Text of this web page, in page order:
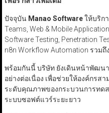
ปัจจุบัน Manao Softwareให้บริกา
Teams, Web & Mobile
Software Testing, Penetration
n8n Workflow Automation รวมถึ
พร้อมกันนี้ บริษัท ยังเดินหน้าพัฒนา
อย่างต่อเนื่อง เพื่อช่วยให้องค์กร
ระดับคุณภาพของกระบวนการทด
ระบบซอฟต์แวร์ระยะยาว